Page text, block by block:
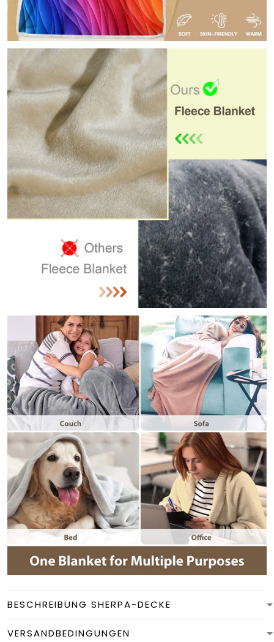
BESCHREIBUNG SHERPA-DECKE
VERSANDBEDINGUNGEN